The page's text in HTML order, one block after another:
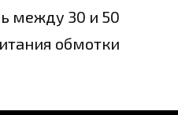
между 30 и 50
обмотки